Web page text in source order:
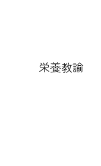
栄養教諭